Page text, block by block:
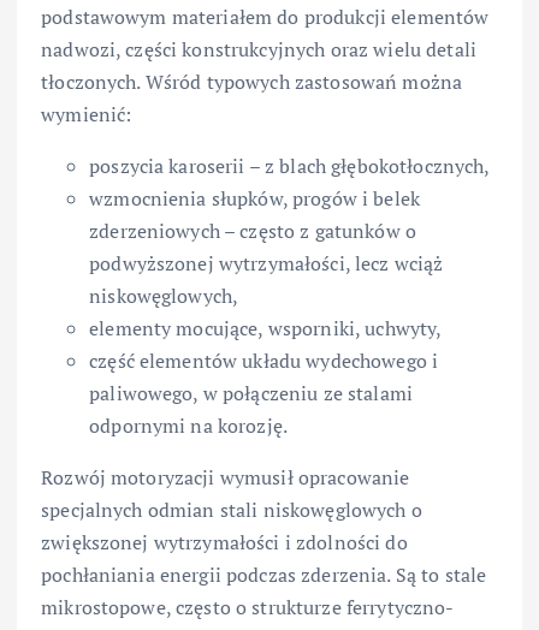
podstawowym materiałem do produkcji elementów
nadwozi, części konstrukcyjnych oraz wielu detali
tłoczonych. Wśród typowych zastosowań można
wymienić:
poszycia karoserii – z blach głębokotłocznych,
wzmocnienia słupków, progów i belek
zderzeniowych – często z gatunków o
podwyższonej wytrzymałości, lecz wciąż
niskowęglowych,
elementy mocujące, wsporniki, uchwyty,
część elementów układu wydechowego i
paliwowego, w połączeniu ze stalami
odpornymi na korozję.
Rozwój motoryzacji wymusił opracowanie
specjalnych odmian stali niskowęglowych o
zwiększonej wytrzymałości i zdolności do
pochłaniania energii podczas zderzenia. Są to stale
mikrostopowe, często o strukturze ferrytyczno-